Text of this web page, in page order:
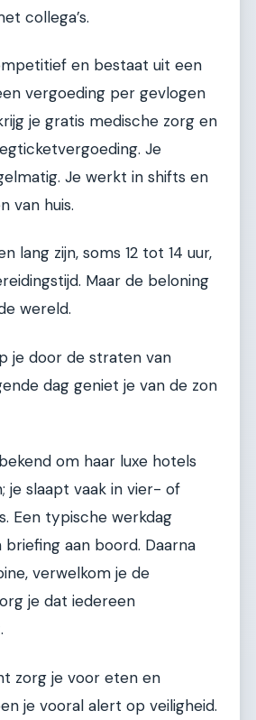
collega’s.
en bestaat uit een
vergoeding per gevlogen
je gratis medische zorg en
Je
Je werkt in shifts en
van huis.
lang zijn, soms 12 tot 14 uur,
Maar de beloning
wereld.
je door de straten van
dag geniet je van de zon
om haar luxe hotels
je slaapt vaak in vier- of
Een typische werkdag
aan boord. Daarna
verwelkom je de
je dat iedereen
zorg je voor eten en
je vooral alert op veiligheid.